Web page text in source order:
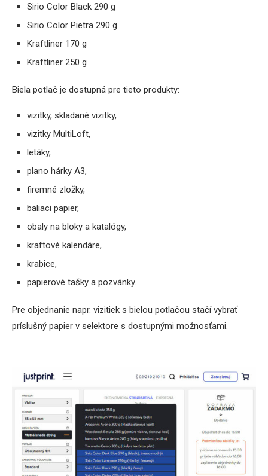
Sirio Color Black 290 g
Sirio Color Pietra 290 g
Kraftliner 170 g
Kraftliner 250 g
Biela potlač je dostupná pre tieto produkty:
vizitky, skladané vizitky,
vizitky MultiLoft,
letáky,
plano hárky A3,
firemné zložky,
baliaci papier,
obaly na bloky a katalógy,
kraftové kalendáre,
krabice,
papierové tašky a pozvánky.
Pre objednanie napr. vizitiek s bielou potlačou stačí vybrať
príslušný papier v selektore s dostupnými možnosťami.